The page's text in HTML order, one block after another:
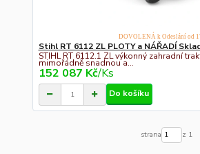
Stihl RT 6112 ZL PLOTY a NÁŘADÍ
STIHL RT 6112.1 ZL výkonný zahradní
mimořádně snadnou a...
152 087 Kč/Ks
DOVOLENÁ k Odeslání od
Do košíku
strana z 1